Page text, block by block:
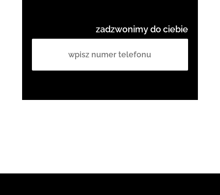
zadzwonimy do ciebie